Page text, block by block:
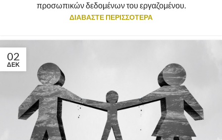
προσωπικών δεδομένων του εργαζομένου.
ΔΙΑΒΑΣΤΕ ΠΕΡΙΣΣΟΤΕΡΑ
02
ΔΕΚ